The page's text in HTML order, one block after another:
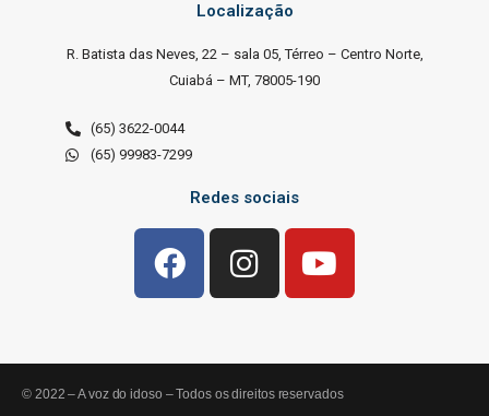
Localização
R. Batista das Neves, 22 – sala 05, Térreo – Centro Norte,
Cuiabá – MT, 78005-190
(65) 3622-0044
(65) 99983-7299
Redes sociais
© 2022 – A voz do idoso – Todos os direitos reservados